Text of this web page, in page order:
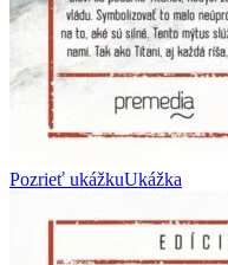
Pozrieť ukážkuUkážka